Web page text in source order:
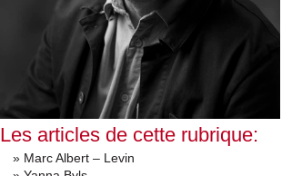
Les articles de cette rubrique:
» Marc Albert – Levin